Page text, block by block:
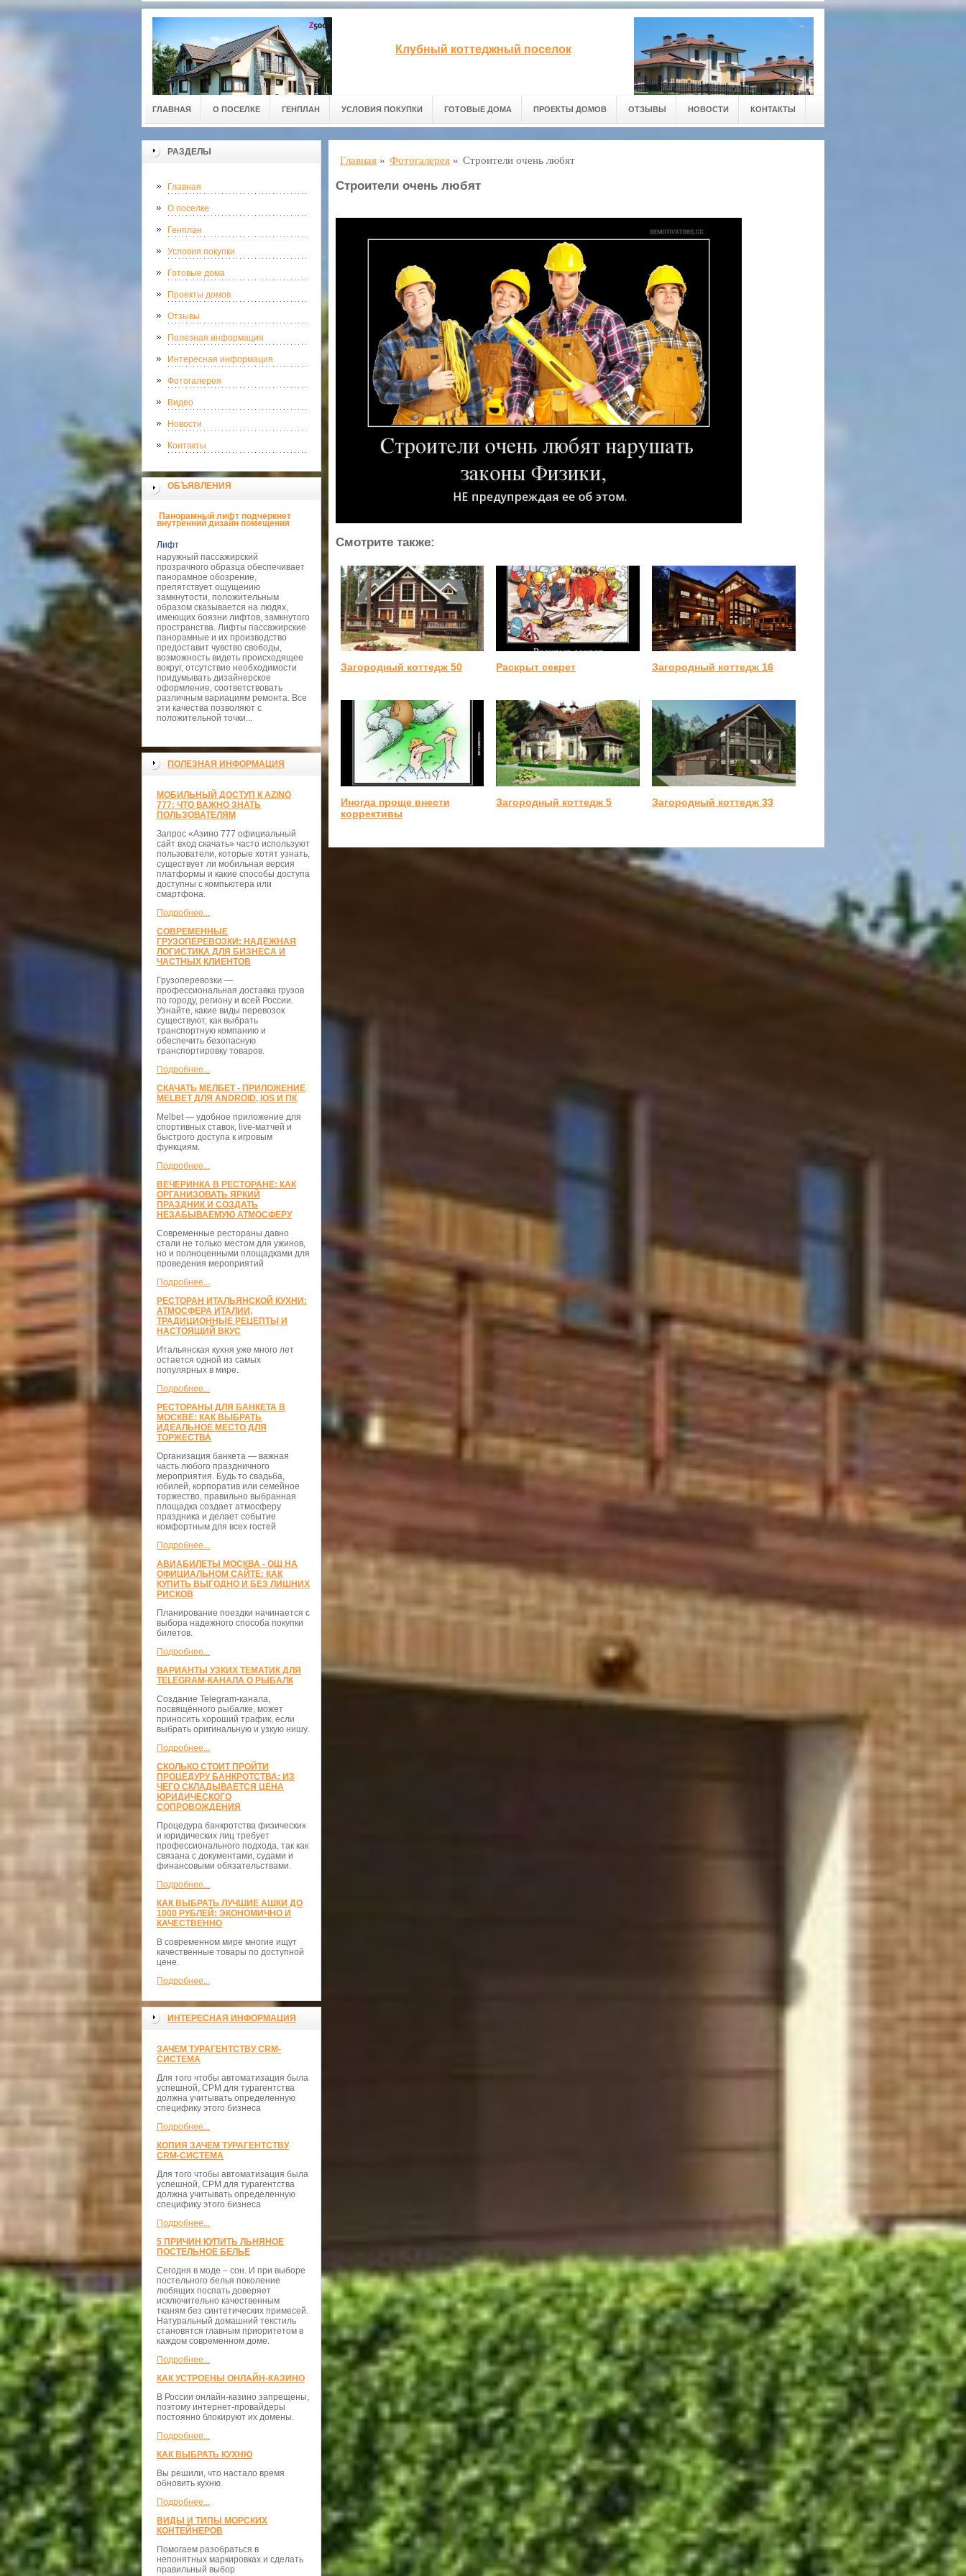
Клубный коттеджный поселок
ГЛАВНАЯ О ПОСЕЛКЕ ГЕНПЛАН УСЛОВИЯ ПОКУПКИ ГОТОВЫЕ ДОМА ПРОЕКТЫ ДОМОВ ОТЗЫВЫ НОВОСТИ КОНТАКТЫ
РАЗДЕЛЫ
Главная
О поселке
Генплан
Условия покупки
Готовые дома
Проекты домов
Отзывы
Полезная информация
Интересная информация
Фотогалерея
Видео
Новости
Контакты
ОБЪЯВЛЕНИЯ
Панорамный лифт подчеркнет
внутренний дизайн помещения
Лифт
наружный пассажирский
прозрачного образца обеспечивает
панорамное обозрение,
препятствует ощущению
замкнутости, положительным
образом сказывается на людях,
имеющих боязни лифтов, замкнутого
пространства. Лифты пассажирские
панорамные и их производство
предоставит чувство свободы,
возможность видеть происходящее
вокруг, отсутствие необходимости
придумывать дизайнерское
оформление, соответствовать
различным вариациям ремонта. Все
эти качества позволяют с
положительной точки...
ПОЛЕЗНАЯ ИНФОРМАЦИЯ
МОБИЛЬНЫЙ ДОСТУП К AZINO
777: ЧТО ВАЖНО ЗНАТЬ
ПОЛЬЗОВАТЕЛЯМ
Запрос «Азино 777 официальный
сайт вход скачать» часто используют
пользователи, которые хотят узнать,
существует ли мобильная версия
платформы и какие способы доступа
доступны с компьютера или
смартфона.
Подробнее...
СОВРЕМЕННЫЕ
ГРУЗОПЕРЕВОЗКИ: НАДЕЖНАЯ
ЛОГИСТИКА ДЛЯ БИЗНЕСА И
ЧАСТНЫХ КЛИЕНТОВ
Грузоперевозки —
профессиональная доставка грузов
по городу, региону и всей России.
Узнайте, какие виды перевозок
существуют, как выбрать
транспортную компанию и
обеспечить безопасную
транспортировку товаров.
Подробнее...
СКАЧАТЬ МЕЛБЕТ - ПРИЛОЖЕНИЕ
MELBET ДЛЯ ANDROID, IOS И ПК
Melbet — удобное приложение для
спортивных ставок, live-матчей и
быстрого доступа к игровым
функциям.
Подробнее...
ВЕЧЕРИНКА В РЕСТОРАНЕ: КАК
ОРГАНИЗОВАТЬ ЯРКИЙ
ПРАЗДНИК И СОЗДАТЬ
НЕЗАБЫВАЕМУЮ АТМОСФЕРУ
Современные рестораны давно
стали не только местом для ужинов,
но и полноценными площадками для
проведения мероприятий
Подробнее...
РЕСТОРАН ИТАЛЬЯНСКОЙ КУХНИ:
АТМОСФЕРА ИТАЛИИ,
ТРАДИЦИОННЫЕ РЕЦЕПТЫ И
НАСТОЯЩИЙ ВКУС
Итальянская кухня уже много лет
остается одной из самых
популярных в мире.
Подробнее...
РЕСТОРАНЫ ДЛЯ БАНКЕТА В
МОСКВЕ: КАК ВЫБРАТЬ
ИДЕАЛЬНОЕ МЕСТО ДЛЯ
ТОРЖЕСТВА
Организация банкета — важная
часть любого праздничного
мероприятия. Будь то свадьба,
юбилей, корпоратив или семейное
торжество, правильно выбранная
площадка создает атмосферу
праздника и делает событие
комфортным для всех гостей
Подробнее...
АВИАБИЛЕТЫ МОСКВА - ОШ НА
ОФИЦИАЛЬНОМ САЙТЕ: КАК
КУПИТЬ ВЫГОДНО И БЕЗ ЛИШНИХ
РИСКОВ
Планирование поездки начинается с
выбора надежного способа покупки
билетов.
Подробнее...
ВАРИАНТЫ УЗКИХ ТЕМАТИК ДЛЯ
TELEGRAM-КАНАЛА О РЫБАЛК
Создание Telegram-канала,
посвящённого рыбалке, может
приносить хороший трафик, если
выбрать оригинальную и узкую нишу.
Подробнее...
СКОЛЬКО СТОИТ ПРОЙТИ
ПРОЦЕДУРУ БАНКРОТСТВА: ИЗ
ЧЕГО СКЛАДЫВАЕТСЯ ЦЕНА
ЮРИДИЧЕСКОГО
СОПРОВОЖДЕНИЯ
Процедура банкротства физических
и юридических лиц требует
профессионального подхода, так как
связана с документами, судами и
финансовыми обязательствами.
Подробнее...
КАК ВЫБРАТЬ ЛУЧШИЕ АШКИ ДО
1000 РУБЛЕЙ: ЭКОНОМИЧНО И
КАЧЕСТВЕННО
В современном мире многие ищут
качественные товары по доступной
цене.
Подробнее...
ИНТЕРЕСНАЯ ИНФОРМАЦИЯ
ЗАЧЕМ ТУРАГЕНТСТВУ CRM-
СИСТЕМА
Для того чтобы автоматизация была
успешной, СРМ для турагентства
должна учитывать определенную
специфику этого бизнеса
Подробнее...
КОПИЯ ЗАЧЕМ ТУРАГЕНТСТВУ
CRM-СИСТЕМА
Для того чтобы автоматизация была
успешной, СРМ для турагентства
должна учитывать определенную
специфику этого бизнеса
Подробнее...
5 ПРИЧИН КУПИТЬ ЛЬНЯНОЕ
ПОСТЕЛЬНОЕ БЕЛЬЕ
Сегодня в моде – сон. И при выборе
постельного белья поколение
любящих поспать доверяет
исключительно качественным
тканям без синтетических примесей.
Натуральный домашний текстиль
становятся главным приоритетом в
каждом современном доме.
Подробнее...
КАК УСТРОЕНЫ ОНЛАЙН-КАЗИНО
В России онлайн-казино запрещены,
поэтому интернет-провайдеры
постоянно блокируют их домены.
Подробнее...
КАК ВЫБРАТЬ КУХНЮ
Вы решили, что настало время
обновить кухню.
Подробнее...
ВИДЫ И ТИПЫ МОРСКИХ
КОНТЕЙНЕРОВ
Помогаем разобраться в
непонятных маркировках и сделать
правильный выбор
Главная » Фотогалерея » Строители очень любят
Строители очень любят
Смотрите также:
Загородный коттедж 50 Раскрыт секрет Загородный коттедж 16
Иногда проще внести
коррективы
Загородный коттедж 5 Загородный коттедж 33